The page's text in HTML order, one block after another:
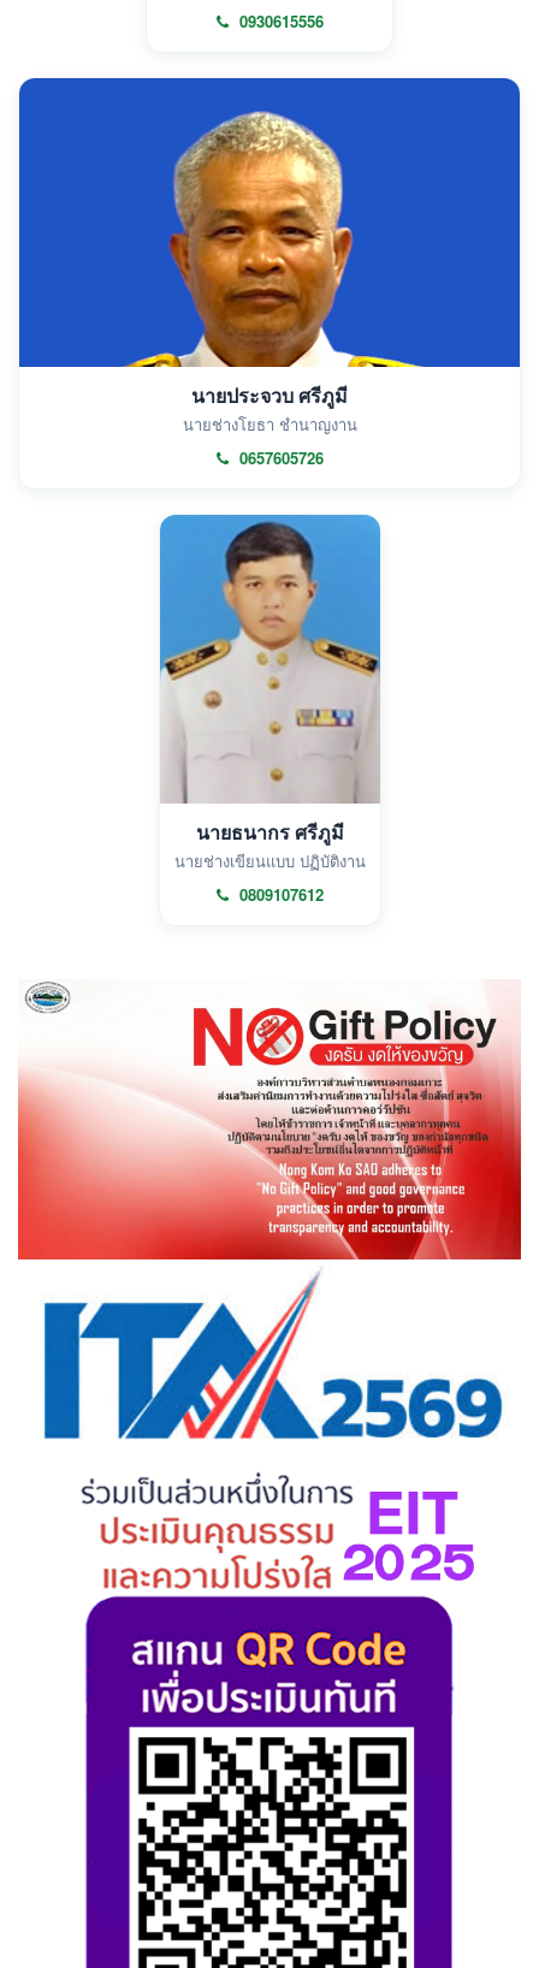
0930615556
นายประจวบ ศรีภูมี
นายช่างโยธา ชำนาญงาน
0657605726
นายธนากร ศรีภูมี
นายช่างเขียนแบบ ปฏิบัติงาน
0809107612